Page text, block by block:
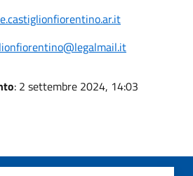
: 2 settembre 2024, 14:03